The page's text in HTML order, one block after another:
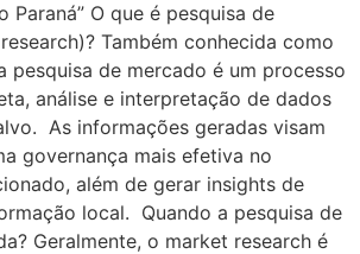
Paraná” O que é pesquisa de
Também conhecida como
pesquisa de mercado é um processo
análise e interpretação de dados
As informações geradas visam
governança mais efetiva no
além de gerar insights de
local. Quando a pesquisa de
Geralmente, o market research é